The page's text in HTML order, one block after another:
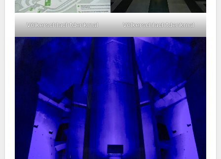
Völkerschlachtdenkmal Völkerschlachtdenkmal